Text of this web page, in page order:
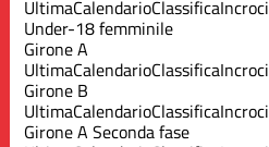
UltimaCalendarioClassificaIncroci
Under-18 femminile
Girone A
UltimaCalendarioClassificaIncroci
Girone B
UltimaCalendarioClassificaIncroci
Girone A Seconda fase